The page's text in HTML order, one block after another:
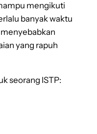
mengikuti
banyak waktu
yang rapuh
seorang ISTP: